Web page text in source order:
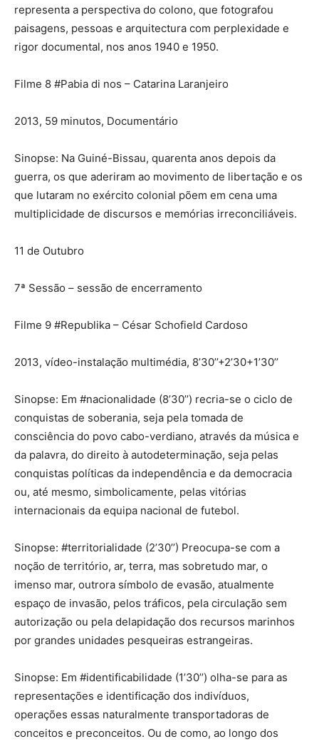
representa a perspectiva do colono, que fotografou
paisagens, pessoas e arquitectura com perplexidade e
rigor documental, nos anos 1940 e 1950.
Filme 8 #Pabia di nos – Catarina Laranjeiro
2013, 59 minutos, Documentário
Sinopse: Na Guiné-Bissau, quarenta anos depois da
guerra, os que aderiram ao movimento de libertação e os
que lutaram no exército colonial põem em cena uma
multiplicidade de discursos e memórias irreconciliáveis.
11 de Outubro
7ª Sessão – sessão de encerramento
Filme 9 #Republika – César Schofield Cardoso
2013, vídeo-instalação multimédia, 8’30’’+2’30+1’30’’
Sinopse: Em #nacionalidade (8’30’’) recria-se o ciclo de
conquistas de soberania, seja pela tomada de
consciência do povo cabo-verdiano, através da música e
da palavra, do direito à autodeterminação, seja pelas
conquistas políticas da independência e da democracia
ou, até mesmo, simbolicamente, pelas vitórias
internacionais da equipa nacional de futebol.
Sinopse: #territorialidade (2’30’’) Preocupa-se com a
noção de território, ar, terra, mas sobretudo mar, o
imenso mar, outrora símbolo de evasão, atualmente
espaço de invasão, pelos tráficos, pela circulação sem
autorização ou pela delapidação dos recursos marinhos
por grandes unidades pesqueiras estrangeiras.
Sinopse: Em #identificabilidade (1’30’’) olha-se para as
representações e identificação dos indivíduos,
operações essas naturalmente transportadoras de
conceitos e preconceitos. Ou de como, ao longo dos